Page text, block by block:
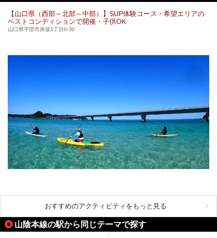
【山口県（西部～北部～中部）】SUP体験コース・希望エリアの
ベストコンディションで開催・子供OK
山口県宇部市床波1丁目6-30
おすすめのアクティビティをもっと見る
山陰本線の駅から同じテーマで探す